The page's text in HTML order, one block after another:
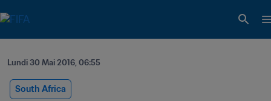
Lundi 30 Mai 2016, 06:55
South Africa